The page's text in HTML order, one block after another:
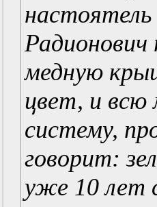
Радионович
медную
цвет, и всю
систему,
говорит:
уже 10 лет